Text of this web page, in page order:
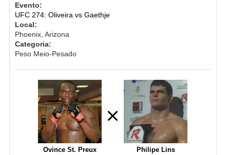
Evento:
UFC 274: Oliveira vs Gaethje
Local:
Phoenix, Arizona
Categoria:
Peso Meio-Pesado
Ovince St. Preux Philipe Lins